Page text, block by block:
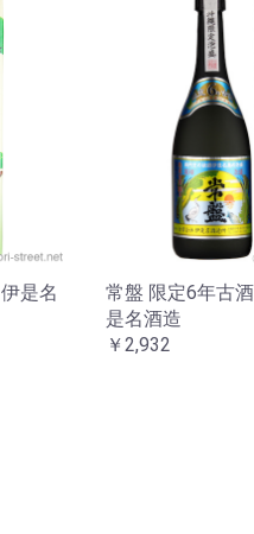
是名
常盤 限定6年古
是名酒造
￥2,932